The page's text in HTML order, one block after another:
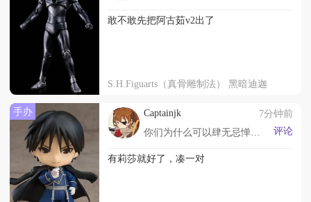
敢不敢先把阿古茹v2出了
S.H.Figuarts（真骨雕制法） 黑暗迪迦
手办 Captainjk
7分钟前
你们为什么可以肆无忌惮地一直延期(งᵒ̌皿ᵒ̌)
评论
有莉莎就好了，凑一对